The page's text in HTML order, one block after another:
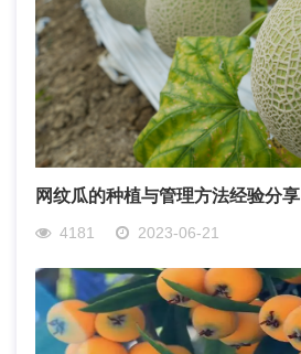
网纹瓜的种植与管理方法经验分享
4181 2023-06-21